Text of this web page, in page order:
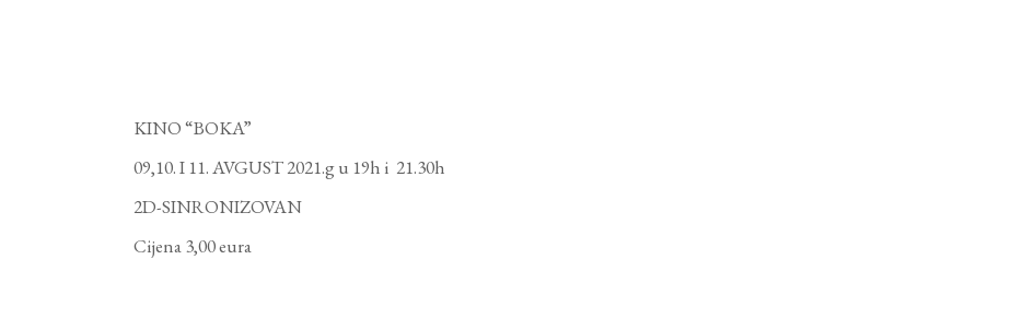
KINO “BOKA”
09,10. I 11. AVGUST 2021.g u 19h i 21.30h
2D-SINRONIZOVAN
Cijena 3,00 eura